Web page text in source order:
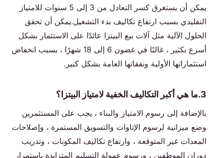
يمكن أن يستغرق كسر التعادل من 3 إلى 5 سنوات للامتياز
التقليدي بسبب ارتفاع تكاليف بدء التشغيل.يمكن أن تحقق
الحلول الآلية مثل آلات بيع البيتزا عائدًا على الاستثمار بشكل
أسرع بكثير ، غالبًا في غضون 6 إلى 18 شهرًا ، بسبب انخفاض
استثماراتها الأولية ونفقاتها العامة بشكل كبير.
3.ما هي أكبر التكاليف الخفية لامتياز البيتزا؟
بالإضافة إلى رسوم الامتياز والبناء ، يجب على المستثمرين
وضع ميزانية لرسوم الإتاوات والتسويق المستمرة ، وإصلاحات
المعدات غير المتوقعة ، وارتفاع تكاليف المكونات ، وتدريب
دوران الموظفين ، ورسوم عمولة التسليم المتزايدة باستمرار